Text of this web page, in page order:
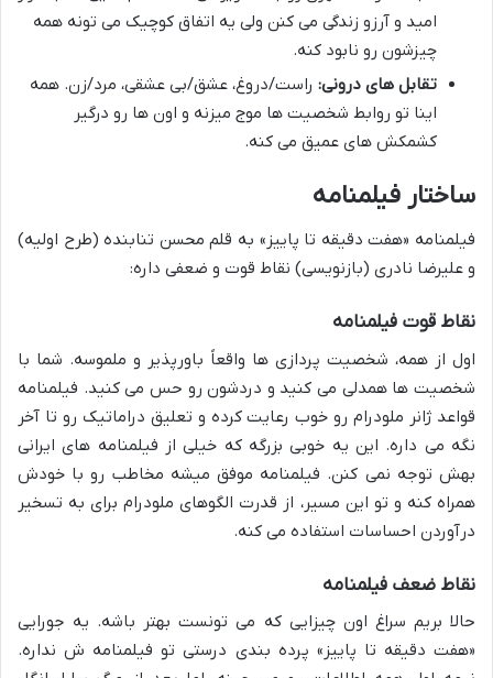
امید و آرزو زندگی می کنن ولی یه اتفاق کوچیک می تونه همه
چیزشون رو نابود کنه.
تقابل های درونی: راست/دروغ، عشق/بی عشقی، مرد/زن. همه
اینا تو روابط شخصیت ها موج میزنه و اون ها رو درگیر
کشمکش های عمیق می کنه.
ساختار فیلمنامه
فیلمنامه «هفت دقیقه تا پاییز» به قلم محسن تنابنده (طرح اولیه)
و علیرضا نادری (بازنویسی) نقاط قوت و ضعفی داره:
نقاط قوت فیلمنامه
اول از همه، شخصیت پردازی ها واقعاً باورپذیر و ملموسه. شما با
شخصیت ها همدلی می کنید و دردشون رو حس می کنید. فیلمنامه
قواعد ژانر ملودرام رو خوب رعایت کرده و تعلیق دراماتیک رو تا آخر
نگه می داره. این یه خوبی بزرگه که خیلی از فیلمنامه های ایرانی
بهش توجه نمی کنن. فیلمنامه موفق میشه مخاطب رو با خودش
همراه کنه و تو این مسیر، از قدرت الگوهای ملودرام برای به تسخیر
درآوردن احساسات استفاده می کنه.
نقاط ضعف فیلمنامه
حالا بریم سراغ اون چیزایی که می تونست بهتر باشه. یه جورایی
«هفت دقیقه تا پاییز» پرده بندی درستی تو فیلمنامه ش نداره.